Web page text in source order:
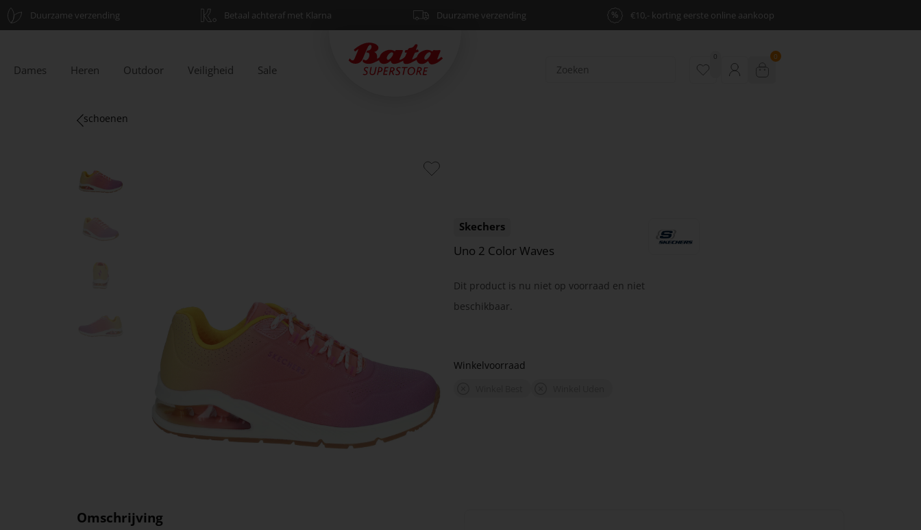
Duurzame verzending Betaal achteraf met Klarna Duurzame verzending % €10,- korting eerste online aankoop
Dames Heren Outdoor Veiligheid Sale
0 0
schoenen
Skechers
Uno 2 Color Waves
Dit product is nu niet op voorraad en niet
beschikbaar.
Winkelvoorraad
Omschrijving